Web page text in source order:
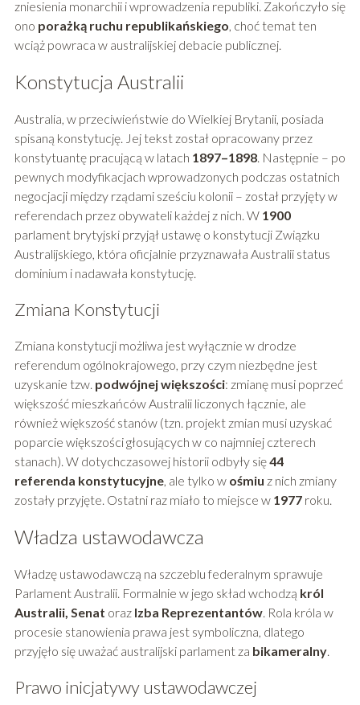
zniesienia monarchii i wprowadzenia republiki. Zakończyło się
ono porażką ruchu republikańskiego, choć temat ten
wciąż powraca w australijskiej debacie publicznej.
Konstytucja Australii
Australia, w przeciwieństwie do Wielkiej Brytanii, posiada
spisaną konstytucję. Jej tekst został opracowany przez
konstytuantę pracującą w latach 1897–1898. Następnie – po
pewnych modyfikacjach wprowadzonych podczas ostatnich
negocjacji między rządami sześciu kolonii – został przyjęty w
referendach przez obywateli każdej z nich. W 1900
parlament brytyjski przyjął ustawę o konstytucji Związku
Australijskiego, która oficjalnie przyznawała Australii status
dominium i nadawała konstytucję.
Zmiana Konstytucji
Zmiana konstytucji możliwa jest wyłącznie w drodze
referendum ogólnokrajowego, przy czym niezbędne jest
uzyskanie tzw. podwójnej większości: zmianę musi poprzeć
większość mieszkańców Australii liczonych łącznie, ale
również większość stanów (tzn. projekt zmian musi uzyskać
poparcie większości głosujących w co najmniej czterech
stanach). W dotychczasowej historii odbyły się44
referenda konstytucyjne, ale tylko w ośmiu z nich zmiany
zostały przyjęte. Ostatni raz miało to miejsce w 1977roku.
Władza ustawodawcza
Władzę ustawodawczą na szczeblu federalnym sprawuje
Parlament Australii. Formalnie w jego skład wchodzą król
Australii, Senat oraz Izba Reprezentantów. Rola króla w
procesie stanowienia prawa jest symboliczna, dlatego
przyjęło się uważać australijski parlament za bikameralny.
Prawo inicjatywy ustawodawczej